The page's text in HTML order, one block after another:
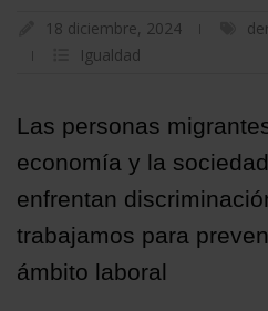
18 diciembre, 2024
Igualdad
Las personas
economía y la
enfrentan
trabajamos para
ámbito laboral